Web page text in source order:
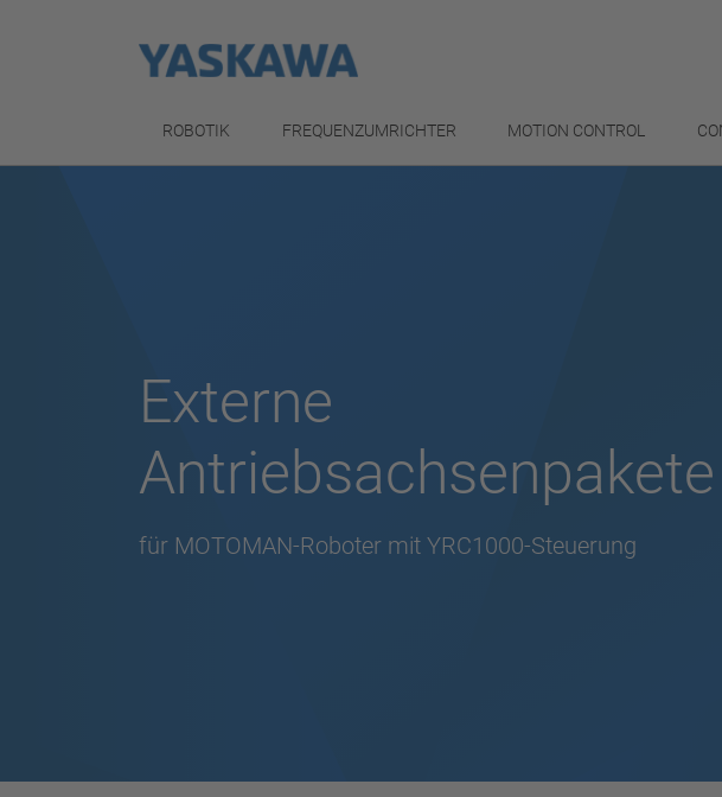
ROBOTIK FREQUENZUMRICHTER MOTION CONTROL
Externe
Antriebsachsenpakete
für MOTOMAN-Roboter mit YRC1000-Steuerung